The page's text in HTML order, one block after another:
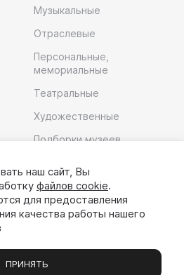
Музыкальные
Отраслевые
Персональные,
мемориальные
Театральные
Художественные
Подборки музеев
наш сайт, Вы
файлов cookie.
для предоставления
качества работы нашего
ПРИНЯТЬ